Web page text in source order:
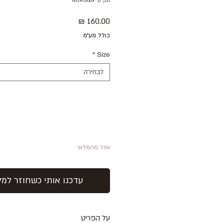
כולל מע״מ
Size
*
לבחירה
אזל מהמלאי
עדכנו אותי כשחוזר
על הפריט